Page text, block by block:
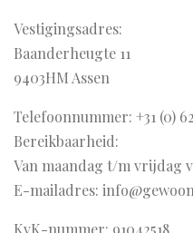
Vestigingsadres:
Baanderheugte 11
9403HM Assen
Telefoonnummer: +31 (0)
Bereikbaarheid:
Van maandag t/m vrijdag
E-mailadres:
KvK-nummer: 91042518